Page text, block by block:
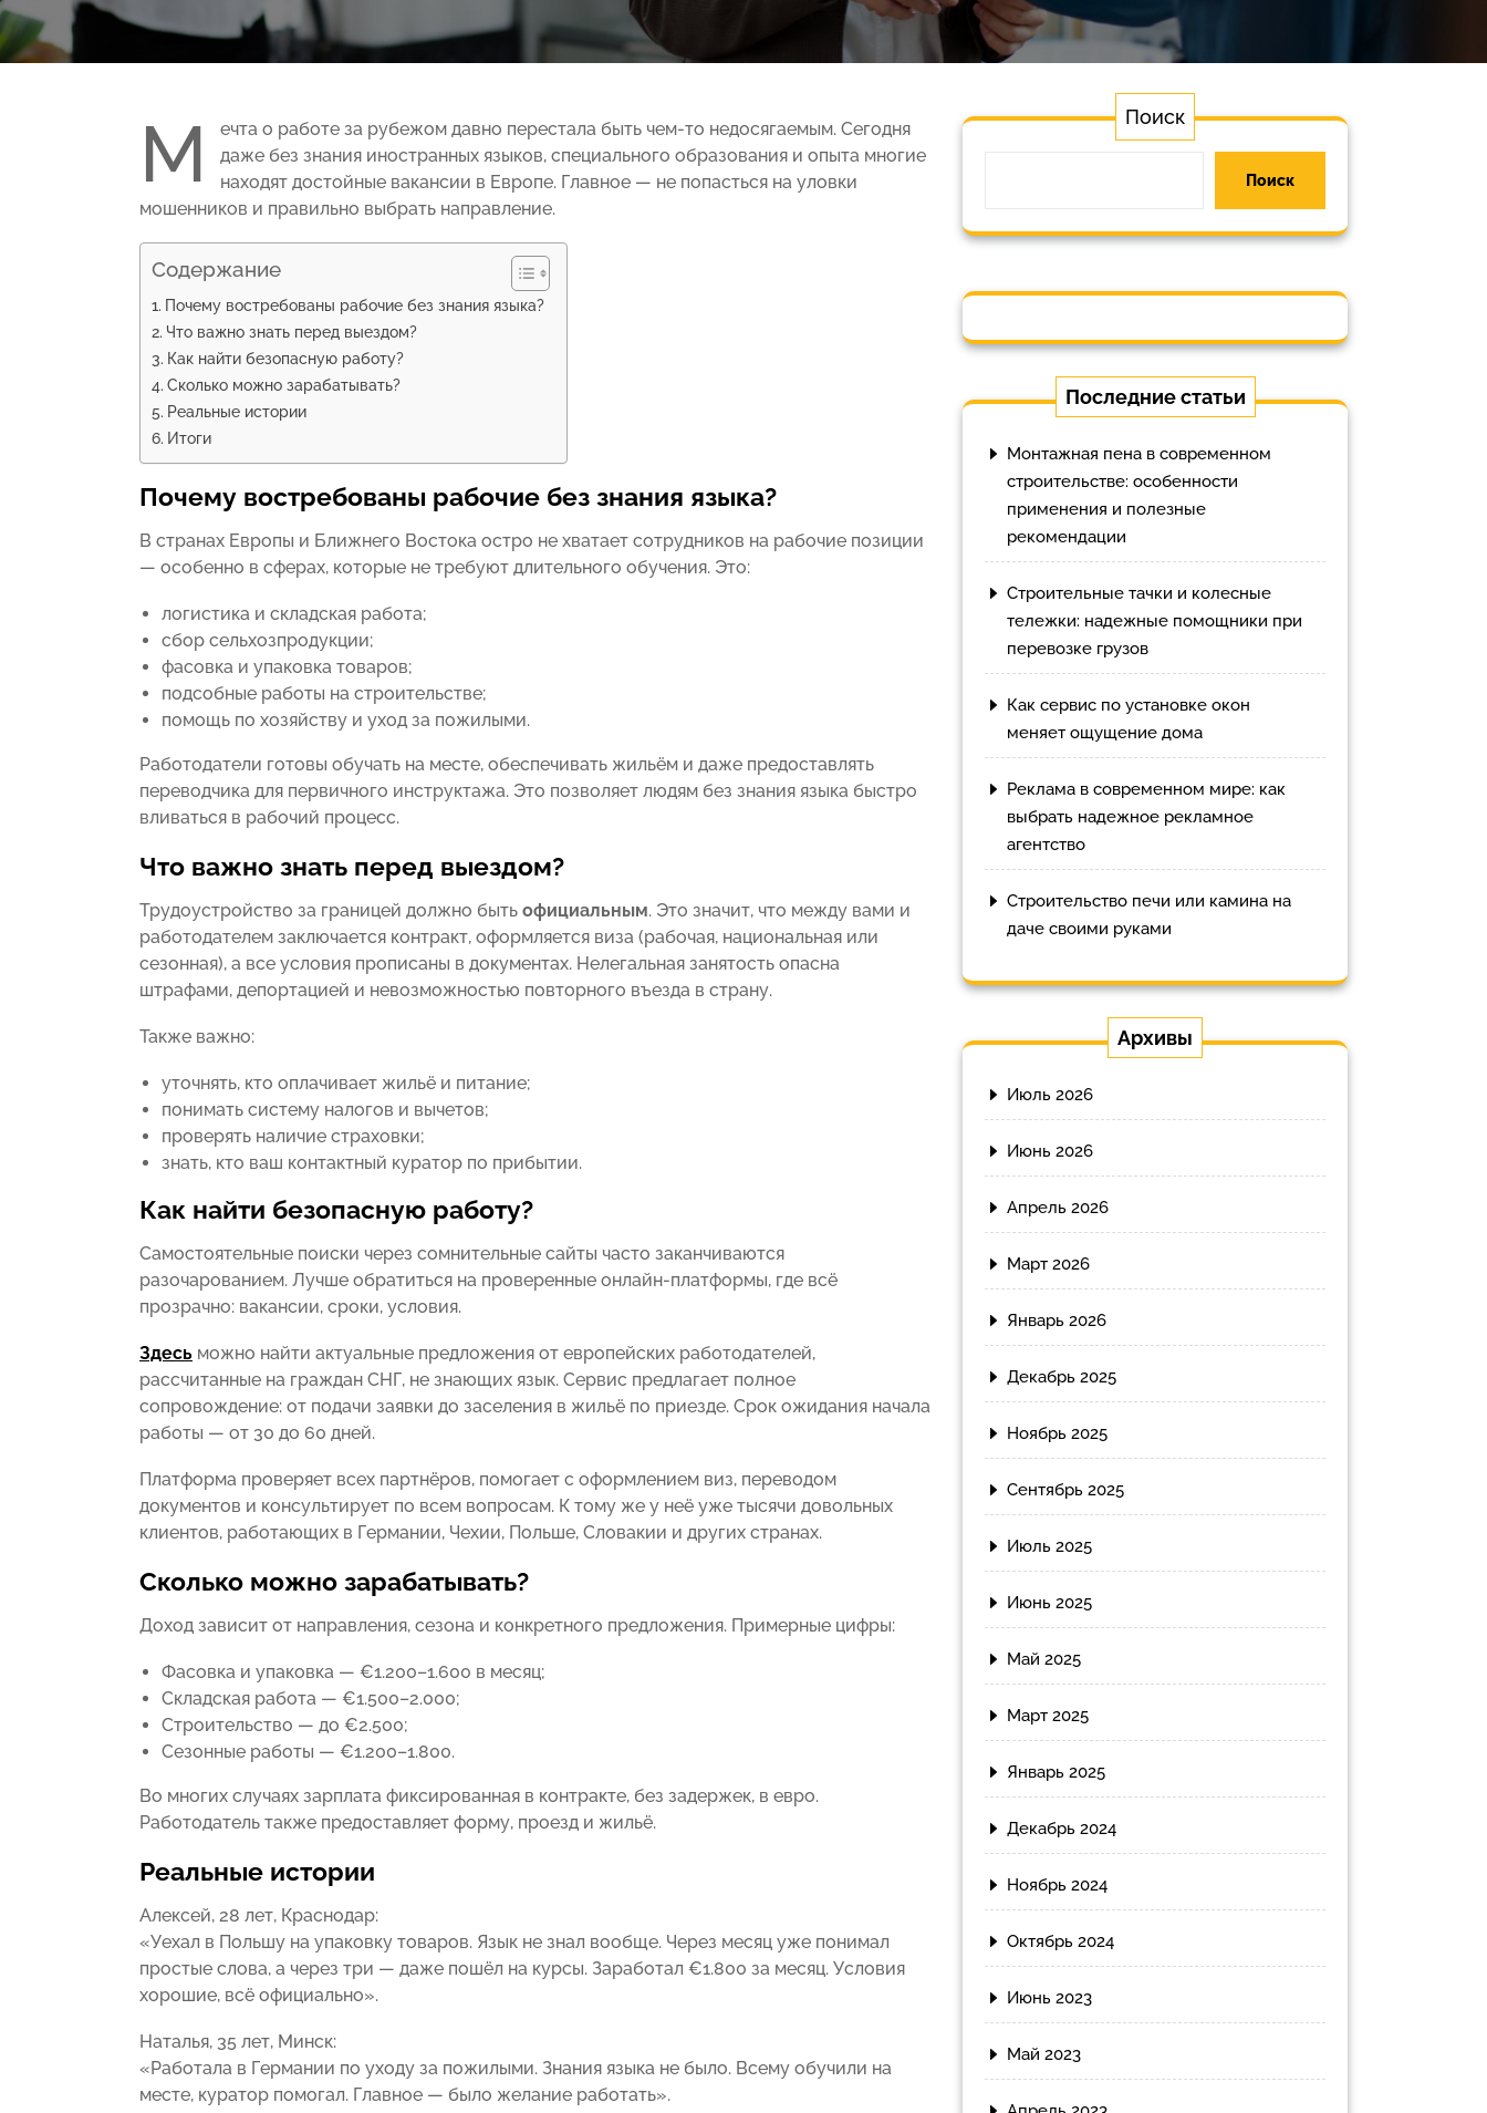
М
ечта о работе за рубежом давно перестала быть чем-то недосягаемым. Сегодня
даже без знания иностранных языков, специального образования и опыта многие
находят достойные вакансии в Европе. Главное — не попасться на уловки
мошенников и правильно выбрать направление.
Содержание
Почему востребованы рабочие без знания языка?
Что важно знать перед выездом?
Как найти безопасную работу?
Сколько можно зарабатывать?
Реальные истории
Итоги
Почему востребованы рабочие без знания языка?
В странах Европы и Ближнего Востока остро не хватает сотрудников на рабочие позиции
— особенно в сферах, которые не требуют длительного обучения. Это:
логистика и складская работа;
сбор сельхозпродукции;
фасовка и упаковка товаров;
подсобные работы на строительстве;
помощь по хозяйству и уход за пожилыми.
Работодатели готовы обучать на месте, обеспечивать жильём и даже предоставлять
переводчика для первичного инструктажа. Это позволяет людям без знания языка быстро
вливаться в рабочий процесс.
Что важно знать перед выездом?
Трудоустройство за границей должно быть официальным. Это значит, что между вами и
работодателем заключается контракт, оформляется виза (рабочая, национальная или
сезонная), а все условия прописаны в документах. Нелегальная занятость опасна
штрафами, депортацией и невозможностью повторного въезда в страну.
Также важно:
уточнять, кто оплачивает жильё и питание;
понимать систему налогов и вычетов;
проверять наличие страховки;
знать, кто ваш контактный куратор по прибытии.
Как найти безопасную работу?
Самостоятельные поиски через сомнительные сайты часто заканчиваются
разочарованием. Лучше обратиться на проверенные онлайн-платформы, где всё
прозрачно: вакансии, сроки, условия.
Здесь можно найти актуальные предложения от европейских работодателей,
рассчитанные на граждан СНГ, не знающих язык. Сервис предлагает полное
сопровождение: от подачи заявки до заселения в жильё по приезде. Срок ожидания начала
работы — от 30 до 60 дней.
Платформа проверяет всех партнёров, помогает с оформлением виз, переводом
документов и консультирует по всем вопросам. К тому же у неё уже тысячи довольных
клиентов, работающих в Германии, Чехии, Польше, Словакии и других странах.
Сколько можно зарабатывать?
Доход зависит от направления, сезона и конкретного предложения. Примерные цифры:
Фасовка и упаковка — €1.200–1.600 в месяц;
Складская работа — €1.500–2.000;
Строительство — до €2.500;
Сезонные работы — €1.200–1.800.
Во многих случаях зарплата фиксированная в контракте, без задержек, в евро.
Работодатель также предоставляет форму, проезд и жильё.
Реальные истории
Алексей, 28 лет, Краснодар:
«Уехал в Польшу на упаковку товаров. Язык не знал вообще. Через месяц уже понимал
простые слова, а через три — даже пошёл на курсы. Заработал €1.800 за месяц. Условия
хорошие, всё официально».
Наталья, 35 лет, Минск:
«Работала в Германии по уходу за пожилыми. Знания языка не было. Всему обучили на
месте, куратор помогал. Главное — было желание работать».
Поиск
Поиск
Последние статьи
Монтажная пена в современном
строительстве: особенности
применения и полезные
рекомендации
Строительные тачки и колесные
тележки: надежные помощники при
перевозке грузов
Как сервис по установке окон
меняет ощущение дома
Реклама в современном мире: как
выбрать надежное рекламное
агентство
Строительство печи или камина на
даче своими руками
Архивы
Июль 2026
Июнь 2026
Апрель 2026
Март 2026
Январь 2026
Декабрь 2025
Ноябрь 2025
Сентябрь 2025
Июль 2025
Июнь 2025
Май 2025
Март 2025
Январь 2025
Декабрь 2024
Ноябрь 2024
Октябрь 2024
Июнь 2023
Май 2023